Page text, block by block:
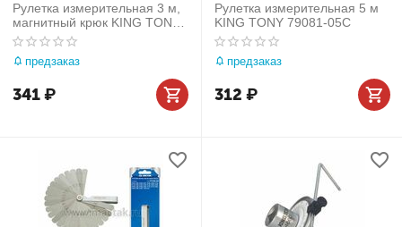
Рулетка измерительная 3 м,
магнитный крюк KING TONY
79084-03C
предзаказ
341₽
Рулетка измерительная 5 м
KING TONY 79081-05C
предзаказ
312 ₽